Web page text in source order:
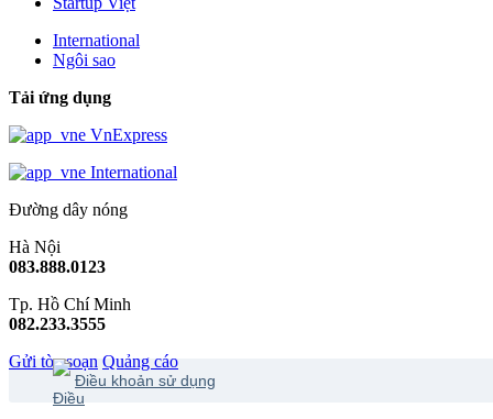
International
Ngôi sao
Tải ứng dụng
VnExpress
International
Đường dây nóng
Hà Nội
083.888.0123
Tp. Hồ Chí Minh
082.233.3555
Gửi tòa soạn Quảng cáo
Điều khoản sử dụng